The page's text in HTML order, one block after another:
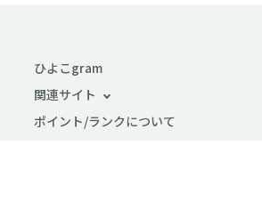
ひよこgram
関連サイト
ポイント/ランクについて